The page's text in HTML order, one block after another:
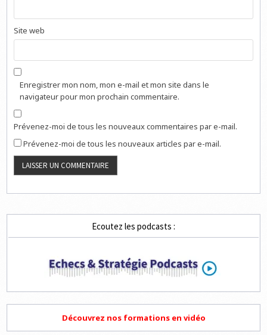
Site web
Enregistrer mon nom, mon e-mail et mon site dans le
navigateur pour mon prochain commentaire.
Prévenez-moi de tous les nouveaux commentaires par e-mail.
Prévenez-moi de tous les nouveaux articles par e-mail.
Ecoutez les podcasts :
Découvrez nos formations en vidéo